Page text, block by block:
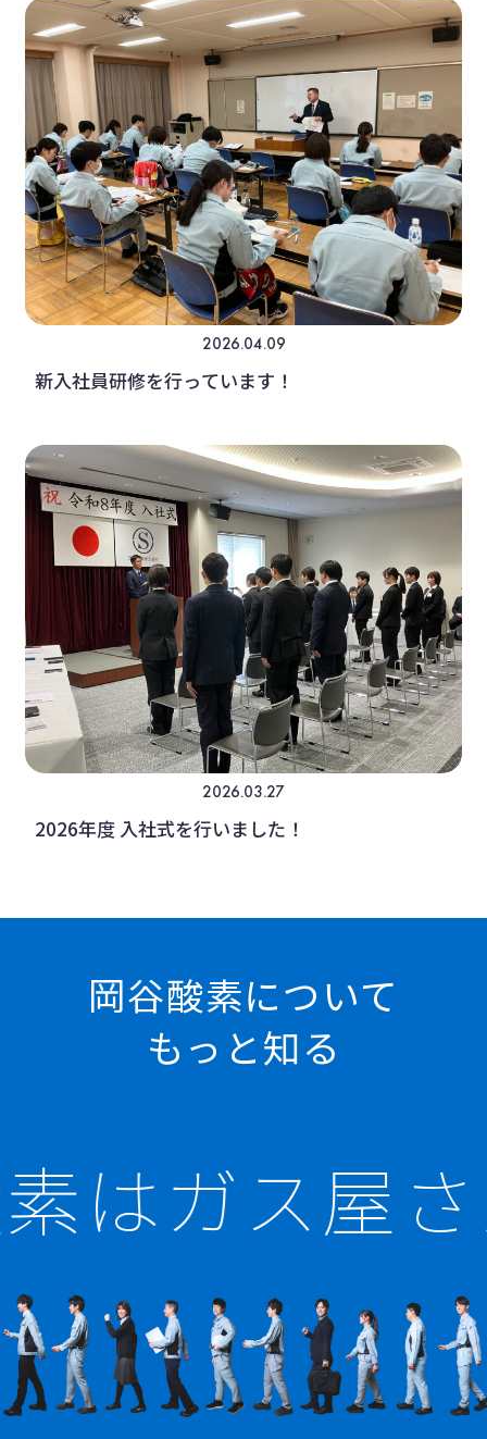
2026.04.09
新入社員研修を行っています！
2026.03.27
2026年度 入社式を行いました！
岡谷酸素について
もっと知る
はガス屋